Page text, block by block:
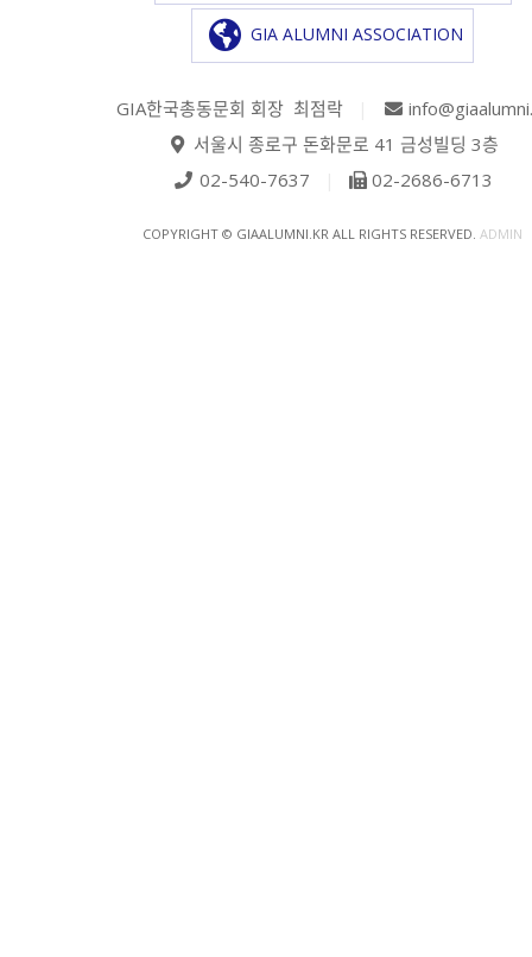
GIA ALUMNI ASSOCIATION
GIA한국총동문회 회장 최점락
서울시 종로구 돈화문로 41 금성빌딩 3층
02-540-7637
02-2686-6713
COPYRIGHT © GIAALUMNI.KR ALL RIGHTS RESERVED. ADMIN